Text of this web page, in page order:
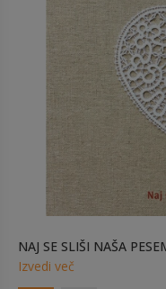
NAJ SE SLIŠI NAŠA
Izvedi več